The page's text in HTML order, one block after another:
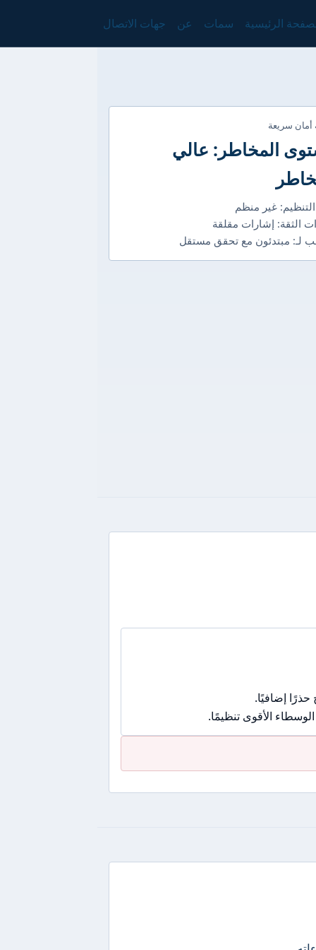
الرئيسية سمات عن جهات الاتصال
أمان سريعة
المخاطر: عالي
غير منظم
الثقة: إشارات مقلقة
لـ: مبتدئون مع تحقق مستقل
إضافيًا.
الأقوى تنظيمًا.